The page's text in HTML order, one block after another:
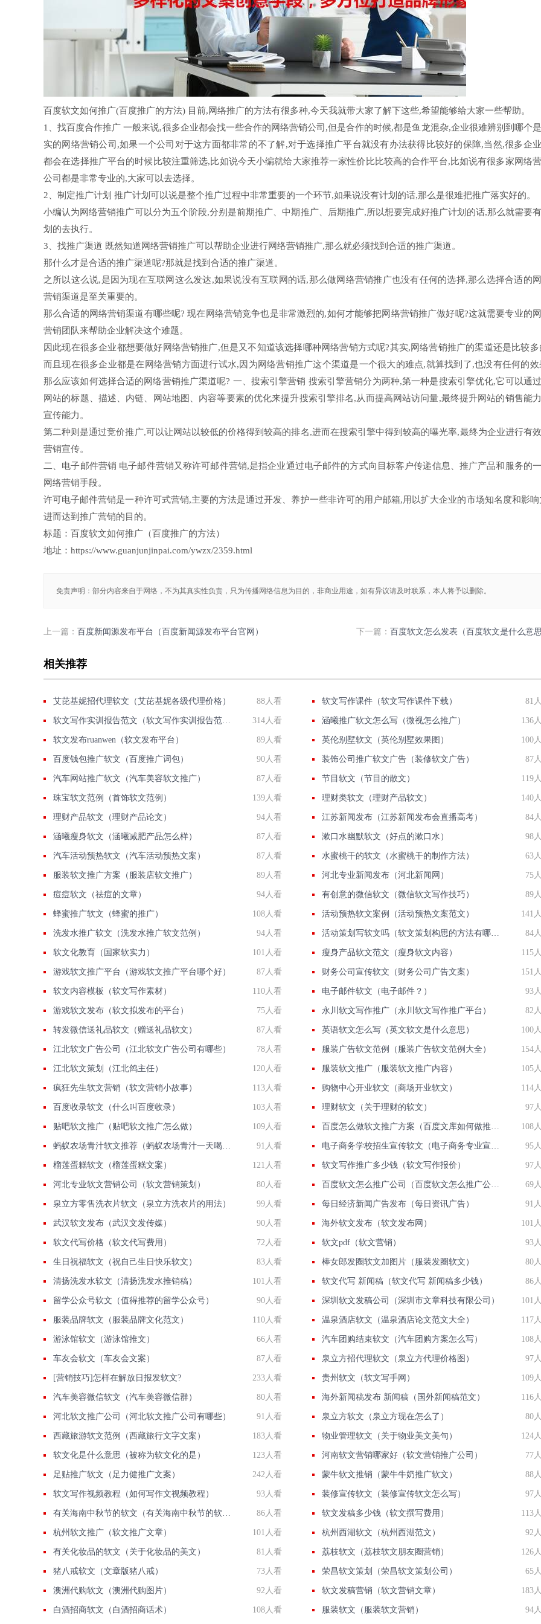
百度软文如何推广(百度推广的方法) 目前,网络推广的方法有很多种,今天我就带大家了解下这些,希望能够给大家一些帮助。
1、找百度合作推广 一般来说,很多企业都会找一些合作的网络营销公司,但是合作的时候,都是鱼龙混杂,企业很难辨别到哪个
实的网络营销公司,如果一个公司对于这方面都非常的不了解,对于选择推广平台就没有办法获得比较好的保障,当然,很多企
都会在选择推广平台的时候比较注重筛选,比如说今天小编就给大家推荐一家性价比比较高的合作平台,比如说有很多家网络
公司都是非常专业的,大家可以去选择。
2、制定推广计划 推广计划可以说是整个推广过程中非常重要的一个环节,如果说没有计划的话,那么是很难把推广落实好的。
小编认为网络营销推广可以分为五个阶段,分别是前期推广、中期推广、后期推广,所以想要完成好推广计划的话,那么就需要
划的去执行。
3、找推广渠道 既然知道网络营销推广可以帮助企业进行网络营销推广,那么就必须找到合适的推广渠道。
那什么才是合适的推广渠道呢?那就是找到合适的推广渠道。
之所以这么说,是因为现在互联网这么发达,如果说没有互联网的话,那么做网络营销推广也没有任何的选择,那么选择合适的
营销渠道是至关重要的。
那么合适的网络营销渠道有哪些呢? 现在网络营销竞争也是非常激烈的,如何才能够把网络营销推广做好呢?这就需要专业的
营销团队来帮助企业解决这个难题。
因此现在很多企业都想要做好网络营销推广,但是又不知道该选择哪种网络营销方式呢?其实,网络营销推广的渠道还是比较多
而且现在很多企业都是在网络营销方面进行试水,因为网络营销推广这个渠道是一个很大的难点,就算找到了,也没有任何的效
那么应该如何选择合适的网络营销推广渠道呢? 一、搜索引擎营销 搜索引擎营销分为两种,第一种是搜索引擎优化,它可以通
网站的标题、描述、内链、网站地图、内容等要素的优化来提升搜索引擎排名,从而提高网站访问量,最终提升网站的销售能
宣传能力。
第二种则是通过竞价推广,可以让网站以较低的价格得到较高的排名,进而在搜索引擎中得到较高的曝光率,最终为企业进行有
营销宣传。
二、电子邮件营销 电子邮件营销又称许可邮件营销,是指企业通过电子邮件的方式向目标客户传递信息、推广产品和服务的
网络营销手段。
许可电子邮件营销是一种许可式营销,主要的方法是通过开发、养护一些非许可的用户邮箱,用以扩大企业的市场知名度和影响
进而达到推广营销的目的。
标题：百度软文如何推广（百度推广的方法）
地址：https://www.guanjunjinpai.com/ywzx/2359.html
免责声明：部分内容来自于网络，不为其真实性负责，只为传播网络信息为目的，非商业用途，如有异议请及时联系，本人将予以删除。
上一篇： 百度新闻源发布平台（百度新闻源发布平台官网） 下一篇： 百度软文怎么发表（百度软文是什么意思
相关推荐
艾芘基妮招代理软文（艾芘基妮各级代理价格） 88人看 软文写作课件（软文写作课件下载） 81
软文写作实训报告范文（软文写作实训报告范例） 314人看 涵曦推广软文怎么写（微视怎么推广） 136
软文发布ruanwen（软文发布平台） 89人看 英伦别墅软文（英伦别墅效果图） 100
百度钱包推广软文（百度推广词包） 90人看 装饰公司推广软文广告（装修软文广告） 87
汽车网站推广软文（汽车美容软文推广） 87人看 节目软文（节目的散文） 119
珠宝软文范例（首饰软文范例） 139人看 理财类软文（理财产品软文） 140
理财产品软文（理财产品论文） 94人看 江苏新闻发布（江苏新闻发布会直播高考） 84
涵曦瘦身软文（涵曦减肥产品怎么样） 87人看 漱口水幽默软文（好点的漱口水） 98
汽车活动预热软文（汽车活动预热文案） 87人看 水蜜桃干的软文（水蜜桃干的制作方法） 63
服装软文推广方案（服装店软文推广） 89人看 河北专业新闻发布（河北新闻网） 75
痘痘软文（祛痘的文章） 94人看 有创意的微信软文（微信软文写作技巧） 89
蜂蜜推广软文（蜂蜜的推广） 108人看 活动预热软文案例（活动预热文案范文） 141
洗发水推广软文（洗发水推广软文范例） 94人看 活动策划写软文吗（软文策划构思的方法有哪些） 84
软文化教育（国家软实力） 101人看 瘦身产品软文范文（瘦身软文内容） 115
游戏软文推广平台（游戏软文推广平台哪个好） 87人看 财务公司宣传软文（财务公司广告文案） 151
软文内容模板（软文写作素材） 110人看 电子邮件软文（电子邮件？） 93
游戏软文发布（软文拟发布的平台） 75人看 永川软文写作推广（永川软文写作推广平台） 82
转发微信送礼品软文（赠送礼品软文） 87人看 英语软文怎么写（英文软文是什么意思） 100
江北软文广告公司（江北软文广告公司有哪些） 78人看 服装广告软文范例（服装广告软文范例大全） 154
江北软文策划（江北鸽主任） 120人看 服装软文推广（服装软文推广内容） 105
疯狂先生软文营销（软文营销小故事） 113人看 购物中心开业软文（商场开业软文） 114
百度收录软文（什么叫百度收录） 103人看 理财软文（关于理财的软文） 97
贴吧软文推广（贴吧软文推广怎么做） 109人看 百度怎么做软文推广方案（百度文库如何做推广） 108
蚂蚁农场青汁软文推荐（蚂蚁农场青汁一天喝几包） 91人看 电子商务学校招生宣传软文（电子商务专业宣传文案） 95
榴莲蛋糕软文（榴莲蛋糕文案） 121人看 软文写作推广多少钱（软文写作报价） 97
河北专业软文营销公司（软文营销策划） 80人看 百度软文怎么推广公司（百度软文怎么推广公司产品） 69
泉立方零售洗衣片软文（泉立方洗衣片的用法） 99人看 每日经济新闻广告发布（每日资讯广告） 91
武汉软文发布（武汉文发传媒） 90人看 海外软文发布（软文发布网） 101
软文代写价格（软文代写费用） 72人看 软文pdf（软文营销） 93
生日祝福软文（祝自己生日快乐软文） 83人看 棒女郎发圈软文加图片（服装发圈软文） 80
清扬洗发水软文（清扬洗发水推销稿） 101人看 软文代写 新闻稿（软文代写 新闻稿多少钱） 86
留学公众号软文（值得推荐的留学公众号） 90人看 深圳软文发稿公司（深圳市文章科技有限公司） 101
服装品牌软文（服装品牌文化范文） 110人看 温泉酒店软文（温泉酒店论文范文大全） 117
游泳馆软文（游泳馆推文） 66人看 汽车团购结束软文（汽车团购方案怎么写） 108
车友会软文（车友会文案） 87人看 泉立方招代理软文（泉立方代理价格图） 97
[营销技巧]怎样在解放日报发软文? 233人看 贵州软文（软文写手网） 109
汽车美容微信软文（汽车美容微信群） 80人看 海外新闻稿发布 新闻稿（国外新闻稿范文） 116
河北软文推广公司（河北软文推广公司有哪些） 91人看 泉立方软文（泉立方现在怎么了） 80
西藏旅游软文范例（西藏旅行文字文案） 183人看 物业管理软文（关于物业美文美句） 124
软文化是什么意思（被称为软文化的是） 123人看 河南软文营销哪家好（软文营销推广公司） 77
足贴推广软文（足力健推广文案） 242人看 蒙牛软文推销（蒙牛牛奶推广软文） 88
软文写作视频教程（如何写作文视频教程） 93人看 装修宣传软文（装修宣传软文怎么写） 97
有关海南中秋节的软文（有关海南中秋节的软文作文） 86人看 软文发稿多少钱（软文撰写费用） 113
杭州软文推广（软文推广文章） 101人看 杭州西湖软文（杭州西湖范文） 92
有关化妆品的软文（关于化妆品的美文） 81人看 荔枝软文（荔枝软文朋友圈营销） 126
猪八戒软文（文章版猪八戒） 73人看 荣昌软文策划（荣昌软文策划公司） 65
澳洲代购软文（澳洲代购图片） 92人看 软文发稿营销（软文营销文章） 183
白酒招商软文（白酒招商话术） 108人看 服装软文（服装软文营销） 94